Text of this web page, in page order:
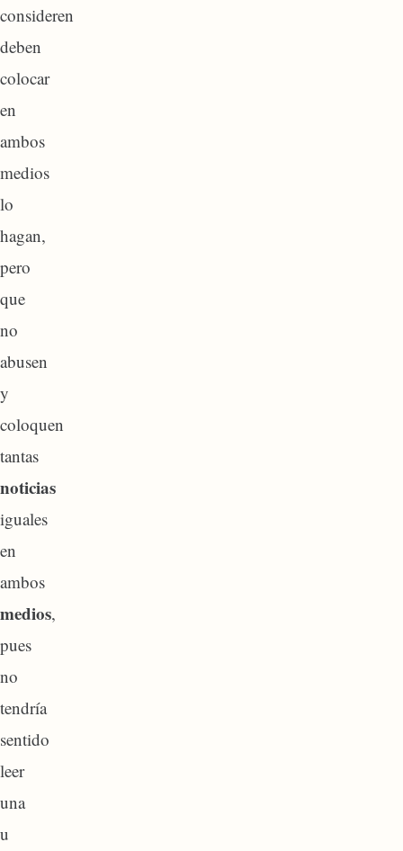
consideren
deben
colocar
en
ambos
medios
lo
hagan,
pero
que
no
abusen
y
coloquen
tantas
noticias
iguales
en
ambos
medios,
pues
no
tendría
sentido
leer
una
u